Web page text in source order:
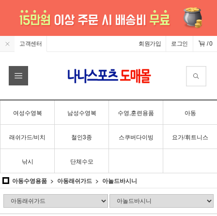
고객센터 /0
로그인
회원가입
여성수영복 남성수영복 수영,훈련용품 아동
래쉬가드/비치 철인3종 스쿠버다이빙 요가/휘트니스
낚시 단체수모
아동수영용품 아동래쉬가드 아놀드바시니